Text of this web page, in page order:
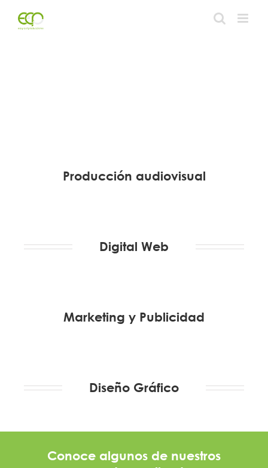
Producción audiovisual
Digital Web
Marketing y Publicidad
Diseño Gráfico
Conoce algunos de nuestros